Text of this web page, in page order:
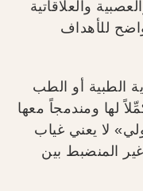
والعلاقاتية
للأهداف
الطبية أو الطب
لها ومندمجاً معها
لا يعني غياب
غير المنضبط بين